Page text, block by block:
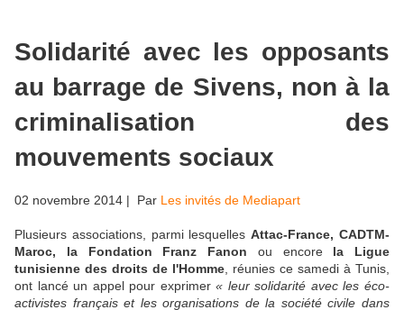
Solidarité avec les opposants
au barrage de Sivens, non à la
criminalisation des
mouvements sociaux
02 novembre 2014 | Par Les invités de Mediapart
Plusieurs associations, parmi lesquelles Attac-France,CADTM-
Maroc, la Fondation Franz Fanon ou encore la Ligue
tunisienne des droits de l'Homme , réunies ce samedi à Tunis,
ont lancé un appel pour exprimer« leur solidarité avec les éco-
activistes français et les organisations de la société civile dans